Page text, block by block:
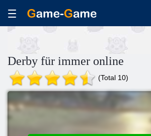
Derby für immer online
(Total 10)